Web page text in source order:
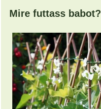
Mire futtass babot?